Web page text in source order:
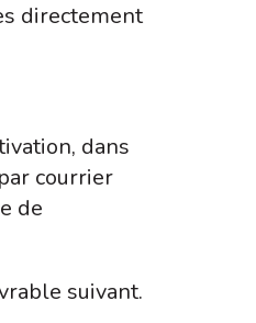
directement
dans
courrier
de
suivant.